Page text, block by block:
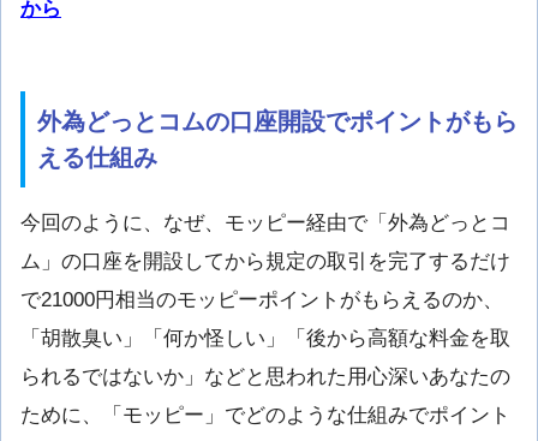
から
外為どっとコムの口座開設でポイントがもら
える仕組み
今回のように、なぜ、モッピー経由で「外為どっとコ
ム」の口座を開設してから規定の取引を完了するだけ
で21000円相当のモッピーポイントがもらえるのか、
「胡散臭い」「何か怪しい」「後から高額な料金を取
られるではないか」などと思われた用心深いあなたの
ために、「モッピー」でどのような仕組みでポイント